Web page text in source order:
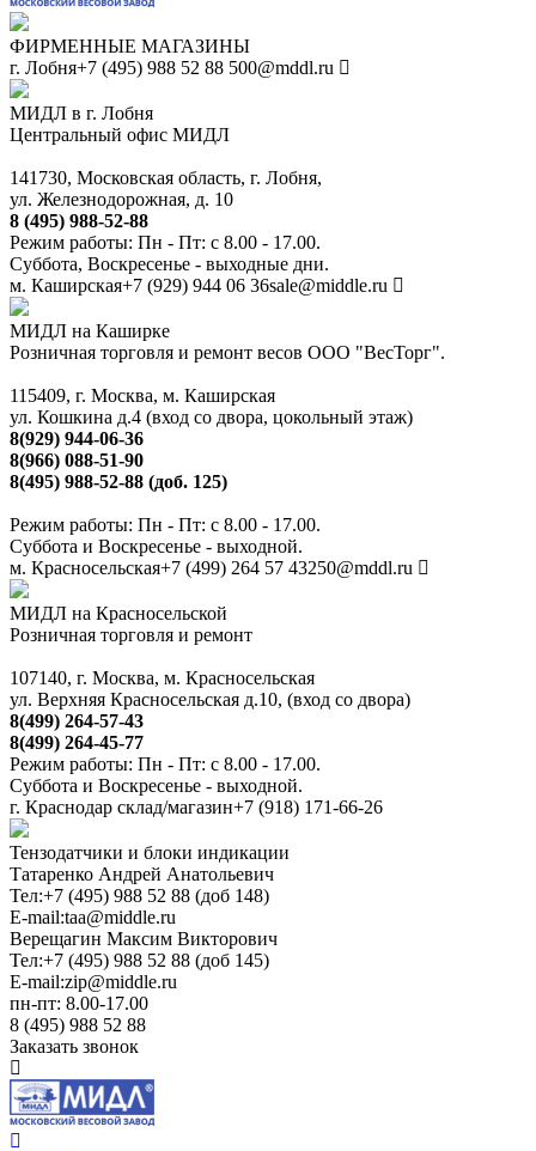
ФИРМЕННЫЕ МАГАЗИНЫ
г. Лобня+7 (495) 988 52 88 500@mddl.ru
МИДЛ в г. Лобня
Центральный офис МИДЛ
141730, Московская область, г. Лобня,
ул. Железнодорожная, д. 10
8 (495) 988-52-88
Режим работы: Пн - Пт: с 8.00 - 17.00.
Суббота, Воскресенье - выходные дни.
м. Каширская+7 (929) 944 06 36sale@middle.ru
МИДЛ на Каширке
Розничная торговля и ремонт весов ООО "ВесТорг".
115409, г. Москва, м. Каширская
ул. Кошкина д.4 (вход со двора, цокольный этаж)
8(929) 944-06-36
8(966) 088-51-90
8(495) 988-52-88 (доб. 125)
Режим работы: Пн - Пт: с 8.00 - 17.00.
Суббота и Воскресенье - выходной.
м. Красносельская+7 (499) 264 57 43250@mddl.ru
МИДЛ на Красносельской
Розничная торговля и ремонт
107140, г. Москва, м. Красносельская
ул. Верхняя Красносельская д.10, (вход со двора)
8(499) 264-57-43
8(499) 264-45-77
Режим работы: Пн - Пт: с 8.00 - 17.00.
Суббота и Воскресенье - выходной.
г. Краснодар склад/магазин+7 (918) 171-66-26
Тензодатчики и блоки индикации
Татаренко Андрей Анатольевич
Тел:+7 (495) 988 52 88 (доб 148)
E-mail:taa@middle.ru
Верещагин Максим Викторович
Тел:+7 (495) 988 52 88 (доб 145)
E-mail:zip@middle.ru
пн-пт: 8.00-17.00
8 (495) 988 52 88
Заказать звонок